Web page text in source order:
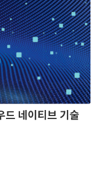
드 네이티브 기술